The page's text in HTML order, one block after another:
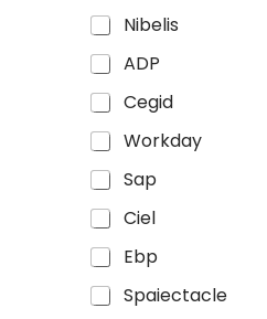
Nibelis
ADP
Cegid
Workday
Sap
Ciel
Ebp
Spaiectacle